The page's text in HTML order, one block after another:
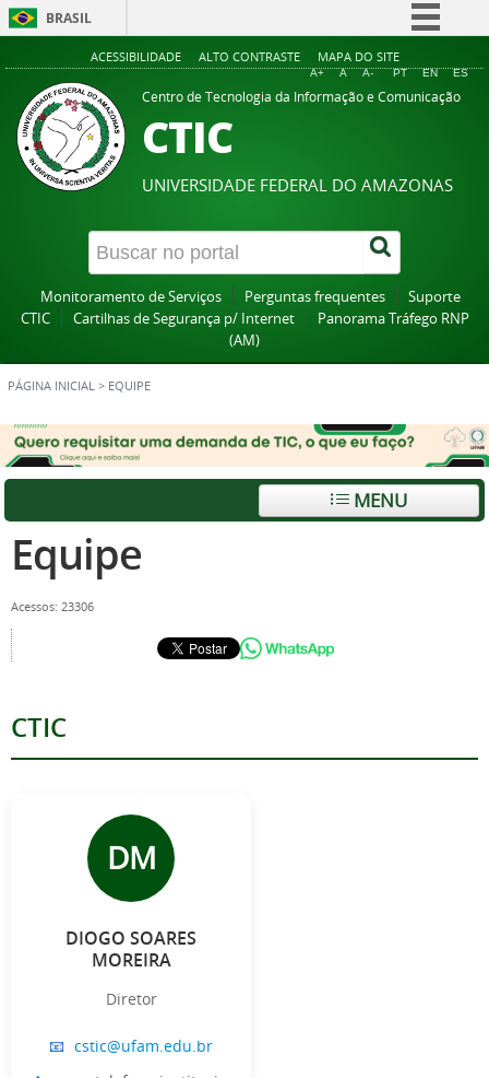
BRASIL
Simplifique!
Comunica BR
Legislação
Canais
ACESSIBILIDADE ALTO CONTRASTE MAPA DO SITE
A+ A A- PT EN ES
Centro de Tecnologia da Informação e Comunicação
CTIC
UNIVERSIDADE FEDERAL DO AMAZONAS
Monitoramento de Serviços Perguntas frequentes
Suporte
CTIC
Cartilhas de Segurança p/ Internet
Panorama Tráfego RNP
(AM)
PÁGINA INICIAL > EQUIPE
MENU
Equipe
Acessos: 23306
CTIC
DM
DIOGO SOARES
MOREIRA
Diretor
📧 cstic@ufam.edu.br